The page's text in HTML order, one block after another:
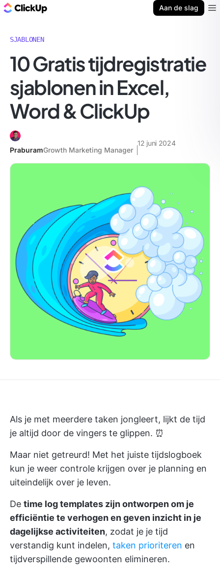
Aan de slag
SJABLONEN
10 Gratis tijdregistratie
sjablonen in Excel,
Word & ClickUp
PraburamGrowth Marketing Manager
12 juni 2024
Als je met meerdere taken jongleert, lijkt de tijd
je altijd door de vingers te glippen. ⏰
Maar niet getreurd! Met het juiste tijdslogboek
kun je weer controle krijgen over je planning en
uiteindelijk over je leven.
De time log templates zijn ontworpen om je
efficiëntie te verhogen en geven inzicht in je
dagelijkse activiteiten, zodat je je tijd
verstandig kunt indelen, taken prioriteren en
tijdverspillende gewoonten elimineren.